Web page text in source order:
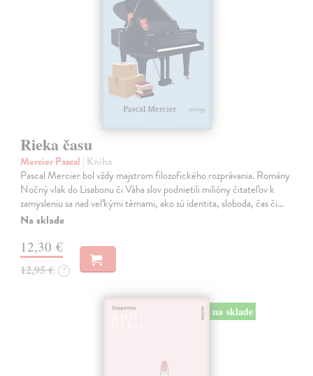
Rieka času
Mercier Pascal | Kniha
Pascal Mercier bol vždy majstrom filozofického rozprávania. Romány
Nočný vlak do Lisabonu či Váha slov podnietili milióny čitateľov k
zamysleniu sa nad veľkými témami, ako sú identita, sloboda, čas či…
Na sklade
12,30 €
12,95 € ?
na sklade